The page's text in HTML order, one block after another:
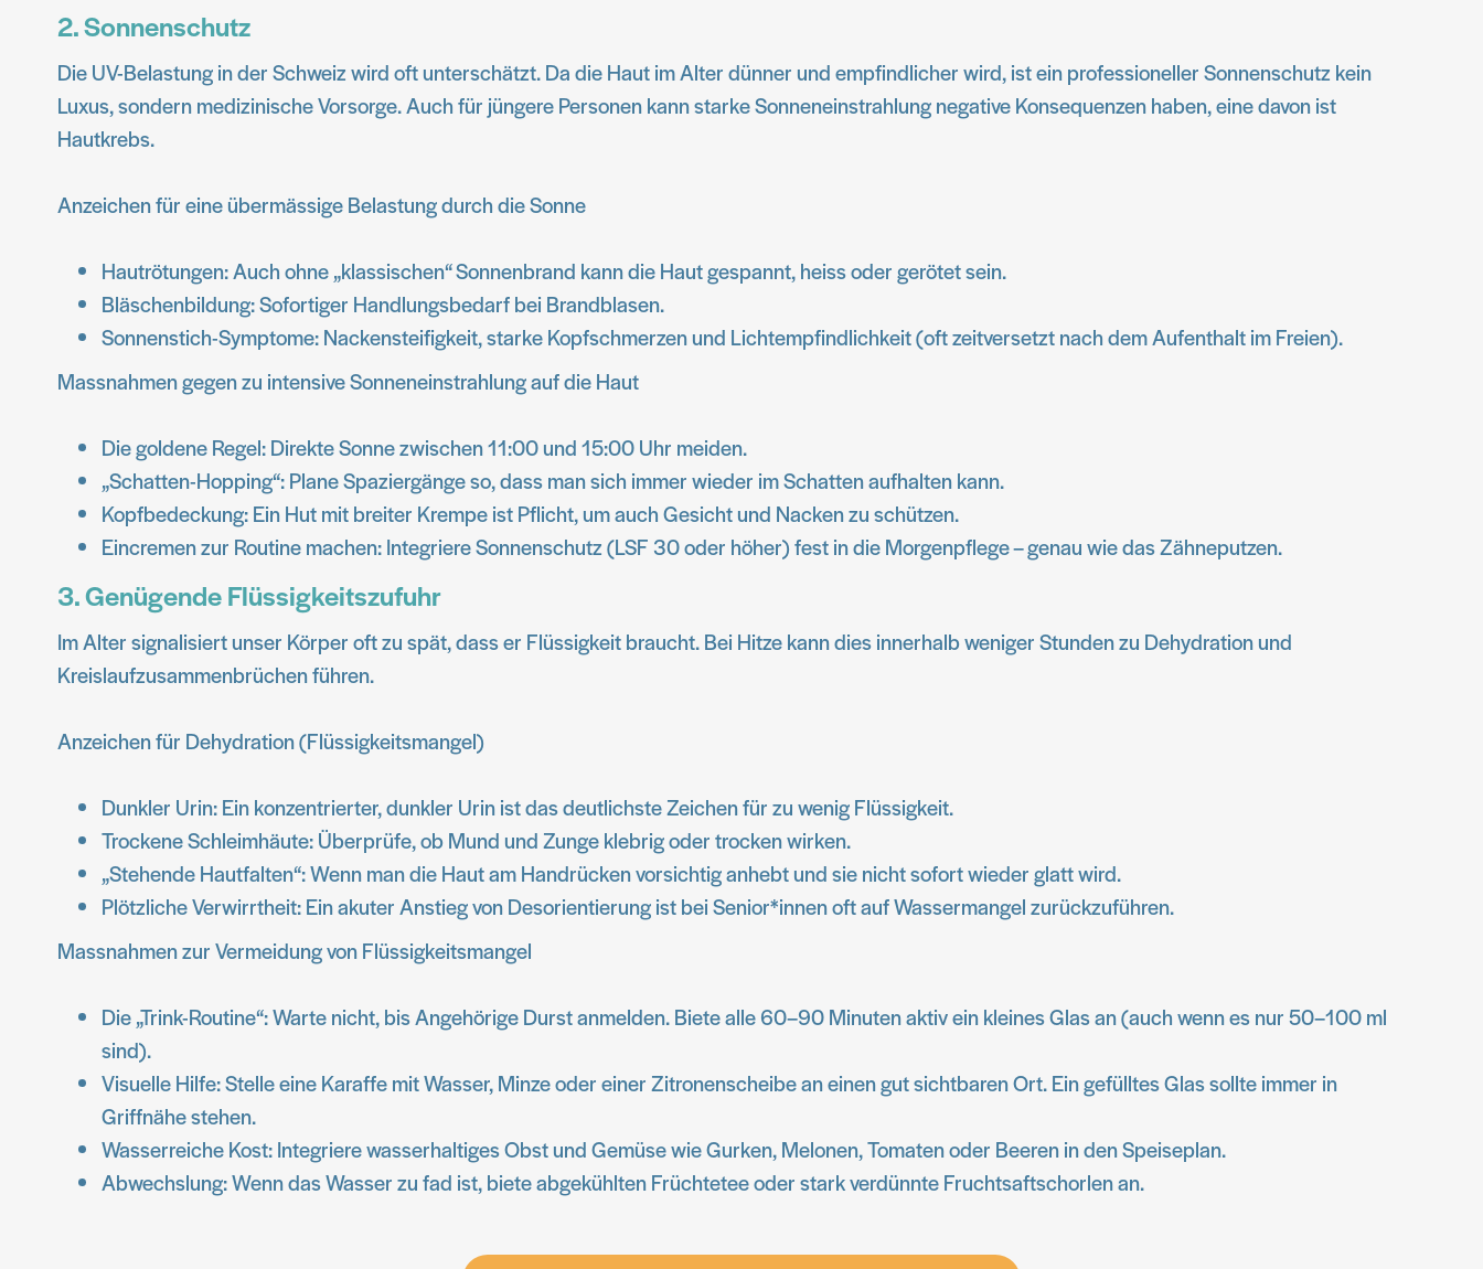
2. Sonnenschutz
Die UV-Belastung in der Schweiz wird oft unterschätzt. Da die Haut im Alter dünner und empfindlicher wird, ist ein professioneller Sonnenschutz kein
Luxus, sondern medizinische Vorsorge. Auch für jüngere Personen kann starke Sonneneinstrahlung negative Konsequenzen haben, eine davon ist
Hautkrebs.
Anzeichen für eine übermässige Belastung durch die Sonne
Hautrötungen: Auch ohne „klassischen“ Sonnenbrand kann die Haut gespannt, heiss oder gerötet sein.
Bläschenbildung: Sofortiger Handlungsbedarf bei Brandblasen.
Sonnenstich-Symptome: Nackensteifigkeit, starke Kopfschmerzen und Lichtempfindlichkeit (oft zeitversetzt nach dem Aufenthalt im Freien).
Massnahmen gegen zu intensive Sonneneinstrahlung auf die Haut
Die goldene Regel: Direkte Sonne zwischen 11:00 und 15:00 Uhr meiden.
„Schatten-Hopping“: Plane Spaziergänge so, dass man sich immer wieder im Schatten aufhalten kann.
Kopfbedeckung: Ein Hut mit breiter Krempe ist Pflicht, um auch Gesicht und Nacken zu schützen.
Eincremen zur Routine machen: Integriere Sonnenschutz (LSF 30 oder höher) fest in die Morgenpflege – genau wie das Zähneputzen.
3. Genügende Flüssigkeitszufuhr
Im Alter signalisiert unser Körper oft zu spät, dass er Flüssigkeit braucht. Bei Hitze kann dies innerhalb weniger Stunden zu Dehydration und
Kreislaufzusammenbrüchen führen.
Anzeichen für Dehydration (Flüssigkeitsmangel)
Dunkler Urin: Ein konzentrierter, dunkler Urin ist das deutlichste Zeichen für zu wenig Flüssigkeit.
Trockene Schleimhäute: Überprüfe, ob Mund und Zunge klebrig oder trocken wirken.
„Stehende Hautfalten“: Wenn man die Haut am Handrücken vorsichtig anhebt und sie nicht sofort wieder glatt wird.
Plötzliche Verwirrtheit: Ein akuter Anstieg von Desorientierung ist bei Senior*innen oft auf Wassermangel zurückzuführen.
Massnahmen zur Vermeidung von Flüssigkeitsmangel
Die „Trink-Routine“: Warte nicht, bis Angehörige Durst anmelden. Biete alle 60–90 Minuten aktiv ein kleines Glas an (auch wenn es nur 50–100 ml
sind).
Visuelle Hilfe: Stelle eine Karaffe mit Wasser, Minze oder einer Zitronenscheibe an einen gut sichtbaren Ort. Ein gefülltes Glas sollte immer in
Griffnähe stehen.
Wasserreiche Kost: Integriere wasserhaltiges Obst und Gemüse wie Gurken, Melonen, Tomaten oder Beeren in den Speiseplan.
Abwechslung: Wenn das Wasser zu fad ist, biete abgekühlten Früchtetee oder stark verdünnte Fruchtsaftschorlen an.